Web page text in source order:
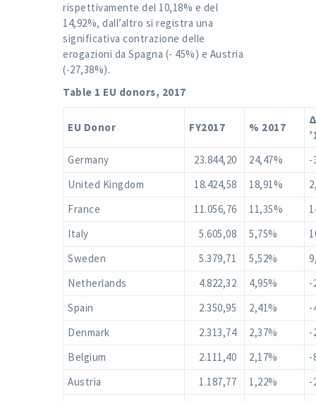
rispettivamente del 10,18% e del
14,92%, dall’altro si registra una
significativa contrazione delle
erogazioni da Spagna (- 45%) e Austria
(-27,38%).
Table 1 EU donors, 2017
EU Donor FY2017 % 2017
Germany
23.844,20 24,47%
-
United Kingdom
18.424,58 18,91%
France
11.056,76 11,35%
Italy
5.605,08 5,75%
Sweden
5.379,71 5,52%
Netherlands
4.822,32 4,95%
-
Spain
2.350,95 2,41%
-
Denmark
2.313,74 2,37%
-
Belgium
2.111,40 2,17%
-
Austria
1.187,77 1,22%
-